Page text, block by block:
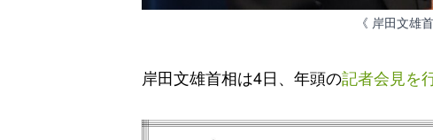
《 岸田文雄
岸田文雄首相は4日、年頭の記者会見を